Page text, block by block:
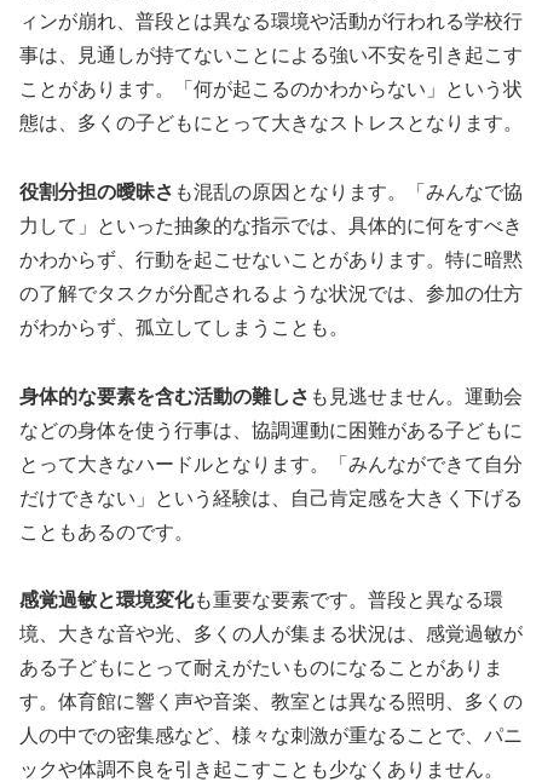
ィンが崩れ、普段とは異なる環境や活動が行われる学校行
事は、見通しが持てないことによる強い不安を引き起こす
ことがあります。「何が起こるのかわからない」という状
態は、多くの子どもにとって大きなストレスとなります。
役割分担の曖昧さ も混乱の原因となります。「みんなで協
力して」といった抽象的な指示では、具体的に何をすべき
かわからず、行動を起こせないことがあります。特に暗黙
の了解でタスクが分配されるような状況では、参加の仕方
がわからず、孤立してしまうことも。
身体的な要素を含む活動の難しさ も見逃せません。運動会
などの身体を使う行事は、協調運動に困難がある子どもに
とって大きなハードルとなります。「みんなができて自分
だけできない」という経験は、自己肯定感を大きく下げる
こともあるのです。
感覚過敏と環境変化も重要な要素です。普段と異なる環
境、大きな音や光、多くの人が集まる状況は、感覚過敏が
ある子どもにとって耐えがたいものになることがありま
す。体育館に響く声や音楽、教室とは異なる照明、多くの
人の中での密集感など、様々な刺激が重なることで、パニ
ックや体調不良を引き起こすことも少なくありません。